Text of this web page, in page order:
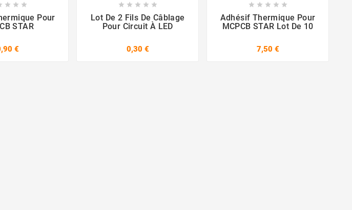

  
Pour
STAR
€
 
    
Lot De 2 Fils De Câblage
Pour Circuit À LED
0,30 €
 
    
Adhésif Thermique Pour
MCPCB STAR Lot De 10
7,50 €